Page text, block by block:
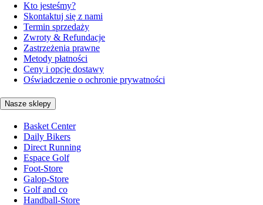
Kto jesteśmy?
Skontaktuj się z nami
Termin sprzedaży
Zwroty & Refundacje
Zastrzeżenia prawne
Metody płatności
Ceny i opcje dostawy
Oświadczenie o ochronie prywatności
Nasze sklepy
Basket Center
Daily Bikers
Direct Running
Espace Golf
Foot-Store
Galop-Store
Golf and co
Handball-Store